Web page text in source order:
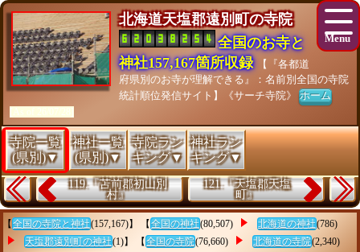
北海道天塩郡遠別町の寺院
全国のお寺と
神社157,167箇所収録
【『各都道
府県別のお寺が理解できる』：名前別全国の寺院
統計順位発信サイト】《サーチ寺院》ホーム
[As of 26/07/28]
寺院一覧
(県別)▼
神社一覧
(県別)▼
寺院ラン
キング▼
神社ラン
キング▼
119.『苫前郡初山別
村』
121.『天塩郡天塩
町』
【 全国の寺院と神社(157,167)】 【 全国の神社(80,507) 北海道の神社(786)
天塩郡遠別町の神社(1)】 【 全国の寺院(76,660) 北海道の寺院(2,340)